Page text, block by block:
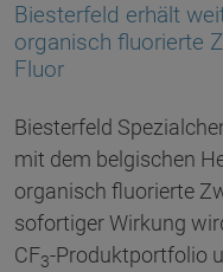
Biesterfeld erhält
organisch fluorierte
Fluor
Biesterfeld
mit dem belgischen
organisch fluorierte
sofortiger Wirkung
CF3-Produktportfolio